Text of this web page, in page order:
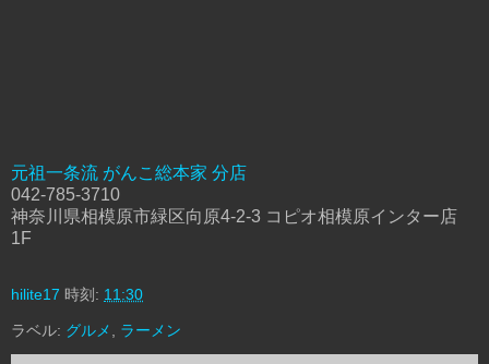
元祖一条流 がんこ総本家 分店
042-785-3710
神奈川県相模原市緑区向原4-2-3 コピオ相模原インター店
1F
hilite17 時刻: 11:30
ラベル: グルメ ラーメン